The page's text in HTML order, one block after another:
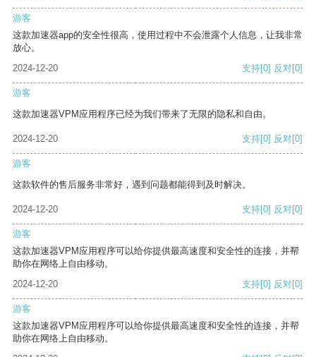
游客
这款加速器app的安全性很高，使用过程中不会泄露个人信息，让我非常
放心。
2024-12-20
支持[0] 反对[0]
游客
这款加速器VPM应用程序已经为我们带来了无限的隐私和自由。
2024-12-20 支持[0] 反对[0]
游客
这款软件的售后服务非常好，遇到问题都能得到及时解决。
2024-12-20 支持[0] 反对[0]
游客
这款加速器VPM应用程序可以给你提供最高速度和安全性的连接，并帮
助你在网络上自由移动。
2024-12-20
支持[0] 反对[0]
游客
这款加速器VPM应用程序可以给你提供最高速度和安全性的连接，并帮
助你在网络上自由移动。